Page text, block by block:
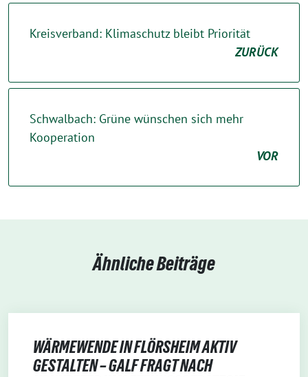
Kreisverband: Klimaschutz bleibt Priorität
ZURÜCK
Schwalbach: Grüne wünschen sich mehr
Kooperation
VOR
Ähnliche Beiträge
WÄRMEWENDE IN FLÖRSHEIM AKTIV
GESTALTEN – GALF FRAGT NACH